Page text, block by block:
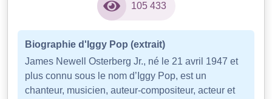
105 433
Biographie d'Iggy Pop (extrait)
James Newell Osterberg Jr., né le 21 avril 1947 et
plus connu sous le nom d’Iggy Pop, est un
chanteur, musicien, auteur-compositeur, acteur et